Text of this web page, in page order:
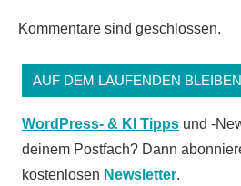
Kommentare sind geschlossen.
AUF DEM LAUFENDEN BLEIBEN
WordPress- & KI Tipps und -
deinem Postfach? Dann
kostenlosen Newsletter.